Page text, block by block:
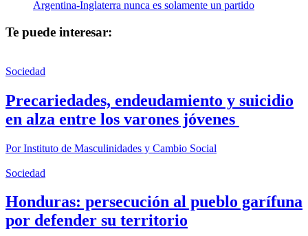
Argentina-Inglaterra nunca es solamente un partido
Te puede interesar:
Sociedad
Precariedades, endeudamiento y suicidio
en alza entre los varones jóvenes
PorInstituto de Masculinidades y Cambio Social
Sociedad
Honduras: persecución al pueblo garífuna
por defender su territorio